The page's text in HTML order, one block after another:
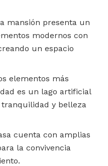
mansión presenta un
modernos con
un espacio
elementos más
es un lago artificial
y belleza
cuenta con amplias
la convivencia